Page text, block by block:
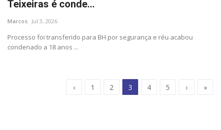
Teixeiras é conde...
Marcos Jul 3, 2026
Processo foi transferido para BH por segurança e réu acabou
condenado a 18 anos ...
‹ 1 2 3 4 5 › »